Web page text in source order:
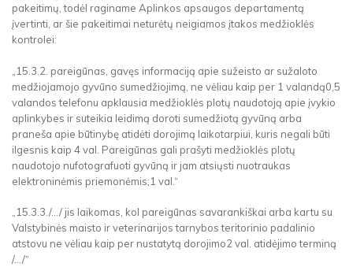
pakeitimų, todėl raginame Aplinkos apsaugos departamentą
įvertinti, ar šie pakeitimai neturėtų neigiamos įtakos medžioklės
kontrolei:
„15.3.2. pareigūnas, gavęs informaciją apie sužeisto ar sužaloto
medžiojamojo gyvūno sumedžiojimą, ne vėliau kaip per 1 valandą0,5
valandos telefonu apklausia medžioklės plotų naudotoją apie įvykio
aplinkybes ir suteikia leidimą doroti sumedžiotą gyvūną arba
praneša apie būtinybę atidėti dorojimą laikotarpiui, kuris negali būti
ilgesnis kaip 4 val. Pareigūnas gali prašyti medžioklės plotų
naudotojo nufotografuoti gyvūną ir jam atsiųsti nuotraukas
elektroninėmis priemonėmis;1 val.“
„15.3.3./.../ jis laikomas, kol pareigūnas savarankiškai arba kartu su
Valstybinės maisto ir veterinarijos tarnybos teritorinio padalinio
atstovu ne vėliau kaip per nustatytą dorojimo2 val. atidėjimo terminą
/.../“